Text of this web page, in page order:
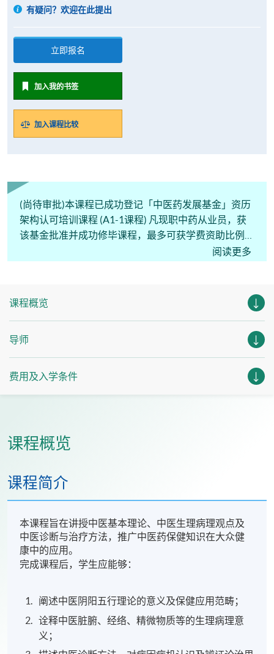
有疑问？欢迎在此提出
立即报名
加入我的书签
加入课程比较
(尚待审批)本课程已成功登记「中医药发展基金」资历
架构认可培训课程 (A1-1课程) 凡现职中药从业员，获
该基金批准并成功修毕课程，最多可获学费资助比例为
90%。申请资助详情请向「中医药发展基金」查询。
阅读更多
课程概览
导师
费用及入学条件
课程概览
课程简介
本课程旨在讲授中医基本理论、中医生理病理观点及
中医诊断与治疗方法，推广中医药保健知识在大众健
康中的应用。
完成课程后，学生应能够：
阐述中医阴阳五行理论的意义及保健应用范畴；
诠释中医脏腑、经络、精微物质等的生理病理意
义；